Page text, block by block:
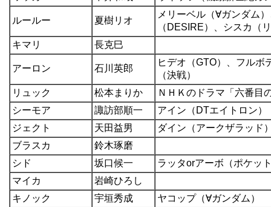
ルールー 夏樹リオ
メリーベル（∀ガンダム
（DESIRE）、シスカ（
キマリ
長克巳
アーロン 石川英郎
ヒデオ（GTO）、フルボ
（決戦）
リュック
松本まりか
ＮＨＫのドラマ「六番目
シーモア
諏訪部順一
アイン（DTエイトロン）
ジェクト
天田益男
ダイン（アークザラッド
ブラスカ
鈴木琢磨
シド
坂口候一
ラッタorアーボ（ポケッ
マイカ
岩崎ひろし
キノック
宇垣秀成
ヤコップ（∀ガンダム）